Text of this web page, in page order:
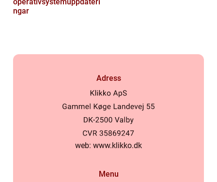
ngar
Adress
web: www.klikko.dk
Menu